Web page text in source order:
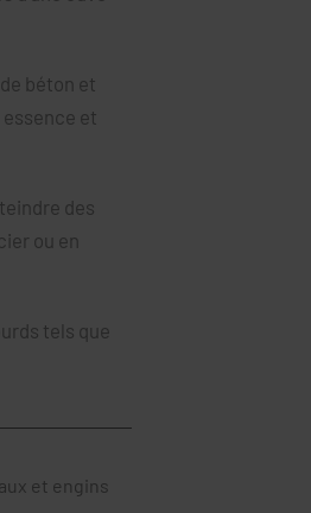
béton et
et
des
ou en
tels que
et engins